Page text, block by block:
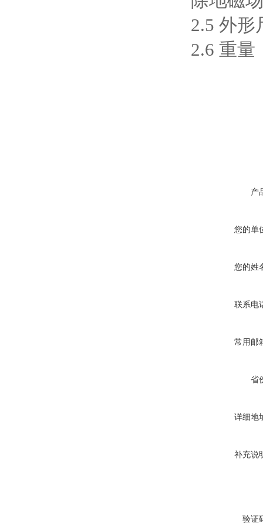
2.5 外形
2.6 重量
产
您的单
您的姓
联系电
常用邮
省
详细地
补充说
验证